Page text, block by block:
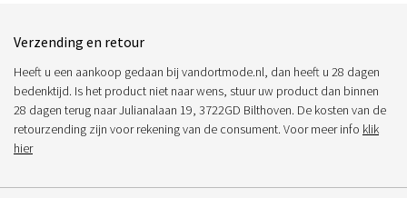
Verzending en retour
Heeft u een aankoop gedaan bij vandortmode.nl, dan heeft u 28 dagen
bedenktijd. Is het product niet naar wens, stuur uw product dan binnen
28 dagen terug naar Julianalaan 19, 3722GD Bilthoven. De kosten van de
retourzending zijn voor rekening van de consument. Voor meer info klik
hier